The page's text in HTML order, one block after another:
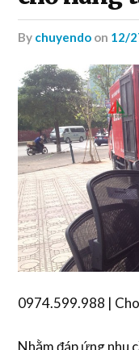
by chuyendo on 12/
0974.599.988 |
Nhằm đáp ứng nhu